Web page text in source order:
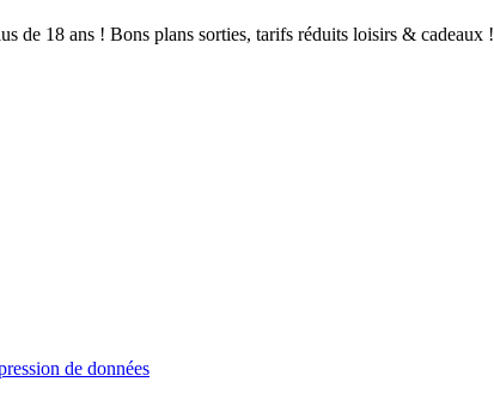
de 18 ans ! Bons plans sorties, tarifs réduits loisirs & cadeaux !
de données